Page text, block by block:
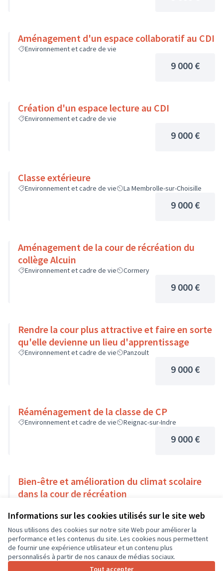
Informations sur les cookies utilisés sur le site web
Nous utilisons des cookies sur notre site Web pour améliorer la
performance et les contenus du site. Les cookies nous permettent
de fournir une expérience utilisateur et un contenu plus
personnalisés à partir de nos canaux de médias sociaux.
Tout accepter
Aménagement d'un espace collaboratif au CDI
Environnement et cadre de vie
9 000 €
Création d'un espace lecture au CDI
Environnement et cadre de vie
9 000 €
Classe extérieure
Environnement et cadre de vie La Membrolle-sur-Choisille
9 000 €
Aménagement de la cour de récréation du
collège Alcuin
Environnement et cadre de vie Cormery
9 000 €
Rendre la cour plus attractive et faire en sorte
qu'elle devienne un lieu d'apprentissage
Environnement et cadre de vie Panzoult
9 000 €
Réaménagement de la classe de CP
Environnement et cadre de vie Reignac-sur-Indre
9 000 €
Bien-être et amélioration du climat scolaire
dans la cour de récréation
9 000 €